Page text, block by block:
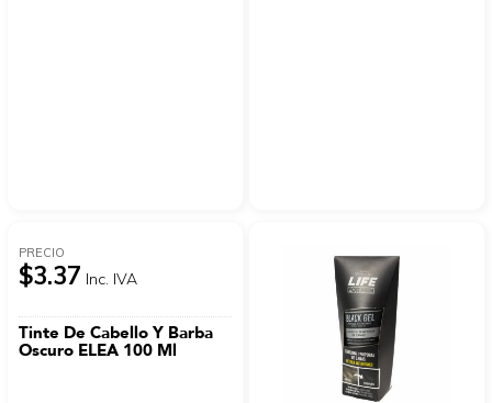
PRECIO
$3.37 Inc. IVA
Tinte De Cabello Y Barba
Oscuro ELEA 100 Ml